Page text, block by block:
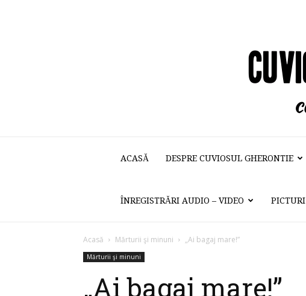
ACASĂ DESPRE CUVIOSUL GHERONTIE
ÎNREGISTRĂRI AUDIO – VIDEO PICTURI
Acasă Mărturii şi minuni „Ai bagaj mare!”
Mărturii şi minuni
„Ai bagaj mare!”